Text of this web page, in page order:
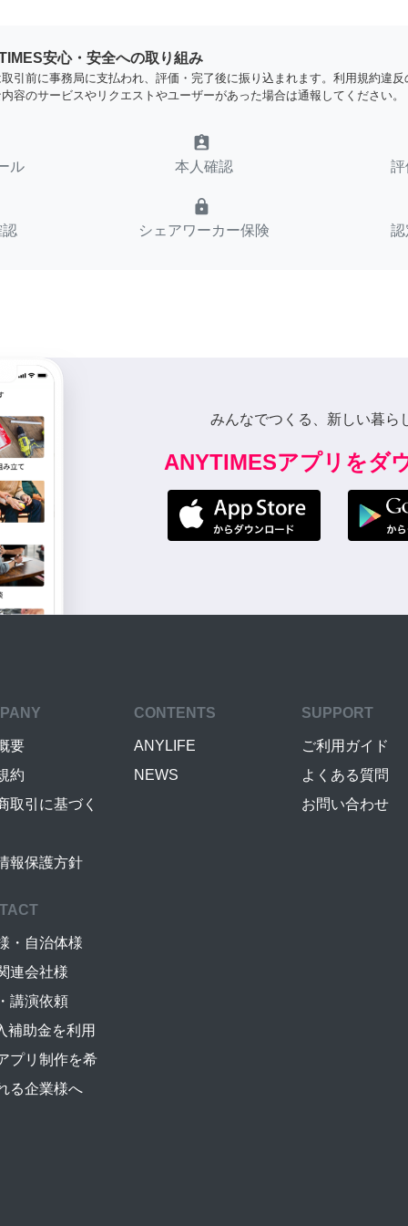
安心・安全への取り組み
引前に事務局に支払われ、評価・完了後に振り込まれます。利用規約違
容のサービスやリクエストやユーザーがあった場合は通報してください。
ル
assignment_ind
本人確認
lock
シェアワーカー保険
みんなでつくる、新しい暮ら
ANYTIMESアプリをダ
要
約
取引に基づく
報保護方針
CONTENTS
ANYLIFE
NEWS
SUPPORT
ご利用ガイド
よくある質問
お問い合わせ
・自治体様
連会社様
講演依頼
補助金を利用
プリ制作を希
る企業様へ